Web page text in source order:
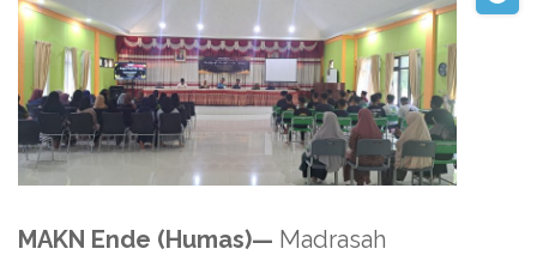
MAKN Ende (Humas)— Madrasah